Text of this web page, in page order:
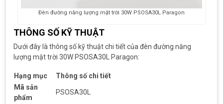
Đèn đường năng lượng mặt trời 30W PSOSA30L Paragon
THÔNG SỐ KỸ THUẬT
Dưới đây là thông số kỹ thuật chi tiết của đèn đường năng
lượng mặt trời 30W PSOSA30L Paragon:
Hạng mục
Thông số chi tiết
Mã sản
phẩm
PSOSA30L